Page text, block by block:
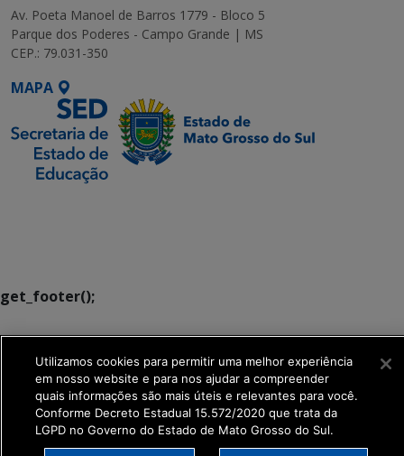
Av. Poeta Manoel de Barros 1779 - Bloco 5
Parque dos Poderes - Campo Grande | MS
CEP.: 79.031-350
MAPA
get_footer();
Utilizamos cookies para permitir uma melhor experiência
em nosso website e para nos ajudar a compreender
quais informações são mais úteis e relevantes para você.
Conforme Decreto Estadual 15.572/2020 que trata da
LGPD no Governo do Estado de Mato Grosso do Sul.